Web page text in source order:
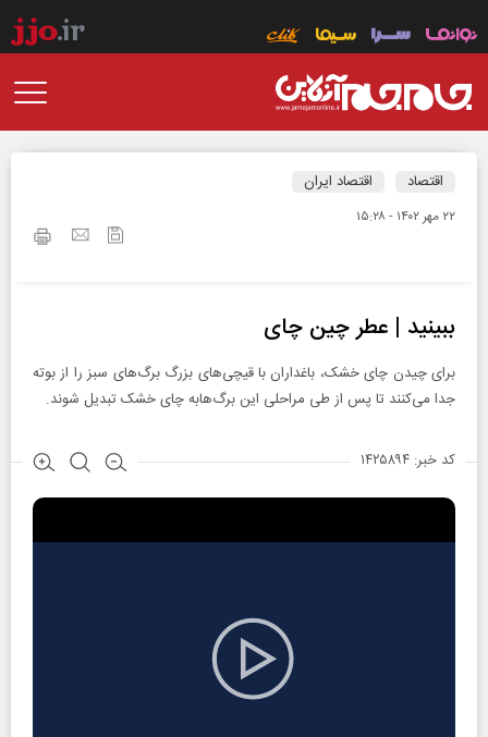
اقتصاد اقتصاد ایران
۲۲ مهر ۱۴۰۲ - ۱۵:۲۸
ببینید | عطر چین چای
برای چیدن چای خشک، باغداران با قیچی‌های بزرگ برگ‌های سبز را از بوته
جدا می‌کنند تا پس از طی مراحلی این برگ‌هابه چای خشک تبدیل شوند.
کد خبر: ۱۴۲۵۸۹۴